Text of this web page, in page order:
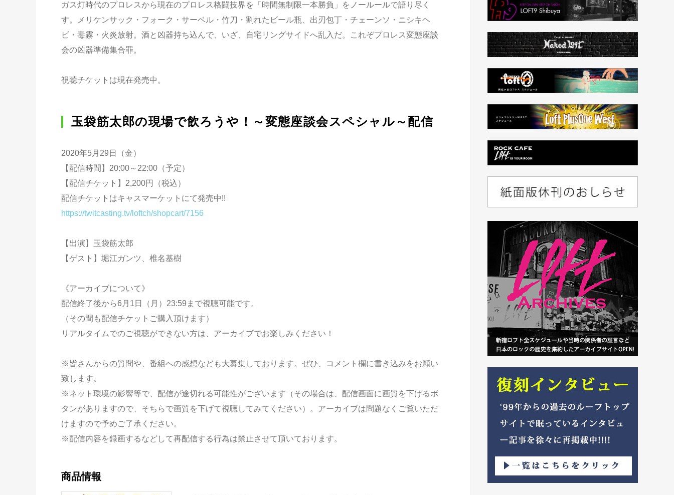
ガス灯時代のプロレスから現在のプロレス格闘技界を「時間無制限一本勝負」をノールールで語り尽く
す。メリケンサック・フォーク・サーベル・竹刀・割れたビール瓶、出刃包丁・チェーンソ・ニシキヘ
ビ・毒霧・火炎放射。酒と凶器持ち込んで、いざ、自宅リングサイドへ乱入だ。これぞプロレス変態座談
会の凶器準備集合罪。
視聴チケットは現在発売中。
玉袋筋太郎の現場で飲ろうや！～変態座談会スペシャル～配信
2020年5月29日（金）
【配信時間】20:00～22:00（予定）
【配信チケット】2,200円（税込）
配信チケットはキャスマーケットにて発売中!!
https://twitcasting.tv/loftch/shopcart/7156
【出演】玉袋筋太郎
【ゲスト】堀江ガンツ、椎名基樹
《アーカイブについて》
配信終了後から6月1日（月）23:59まで視聴可能です。
（その間も配信チケットご購入頂けます）
リアルタイムでのご視聴ができない方は、アーカイブでお楽しみください！
※皆さんからの質問や、番組への感想なども大募集しております。ぜひ、コメント欄に書き込みをお願い
致します。
※ネット環境の影響等で、配信が途切れる可能性がございます（その場合は、配信画面に画質を下げるボ
タンがありますので、そちらで画質を下げて視聴してみてください）。アーカイブは問題なくご覧いただ
けますので予めご了承ください。
※配信内容を録画するなどして再配信する行為は禁止させて頂いております。
商品情報